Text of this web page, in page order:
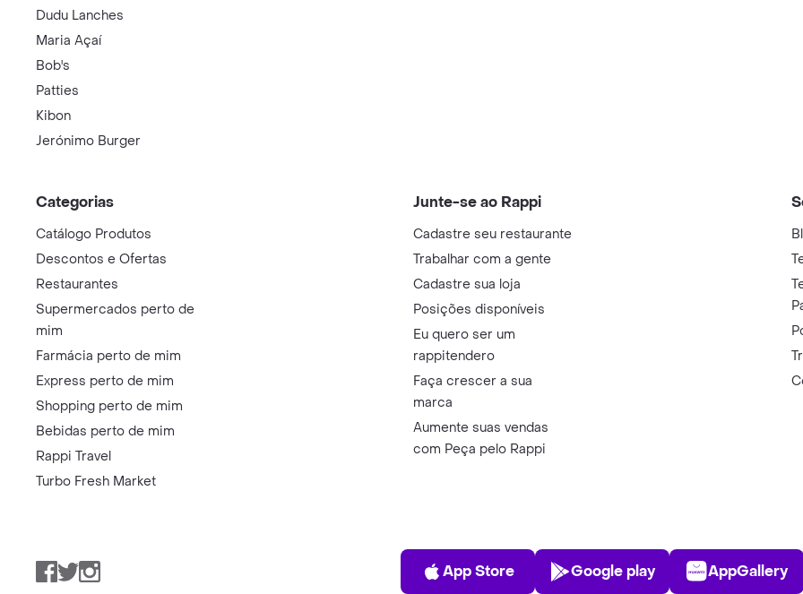
Dudu Lanches
Maria Açaí
Bob's
Patties
Kibon
Jerónimo Burger
Categorias
Catálogo Produtos
Descontos e Ofertas
Restaurantes
Supermercados perto de
mim
Farmácia perto de mim
Express perto de mim
Shopping perto de mim
Bebidas perto de mim
Rappi Travel
Turbo Fresh Market
Junte-se ao Rappi
Cadastre seu restaurante
Trabalhar com a gente
Cadastre sua loja
Posições disponíveis
Eu quero ser um
rappitendero
Faça crescer a sua
marca
Aumente suas vendas
com Peça pelo Rappi
Facebook
TwitterInstagram
App Store
App Store
Play Store
Google play AppGallery